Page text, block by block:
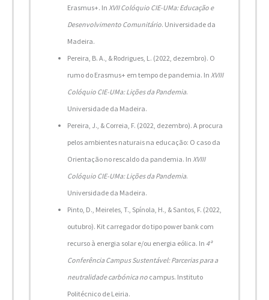
Erasmus+. In XVII Colóquio CIE-UMa: Educação e
Desenvolvimento Comunitário. Universidade da
Madeira.
Pereira, B. A., & Rodrigues, L. (2022, dezembro). O
rumo do Erasmus+ em tempo de pandemia. In XVIII
Colóquio CIE-UMa: Lições da Pandemia.
Universidade da Madeira.
Pereira, J., & Correia, F. (2022, dezembro). A procura
pelos ambientes naturais na educação: O caso da
Orientação no rescaldo da pandemia. In XVIII
Colóquio CIE-UMa: Lições da Pandemia.
Universidade da Madeira.
Pinto, D., Meireles, T., Spínola, H., & Santos, F. (2022,
outubro). Kit carregador do tipo power bank com
recurso à energia solar e/ou energia eólica. In 4ª
Conferência Campus Sustentável: Parcerias para a
neutralidade carbónica no campus. Instituto
Politécnico de Leiria.